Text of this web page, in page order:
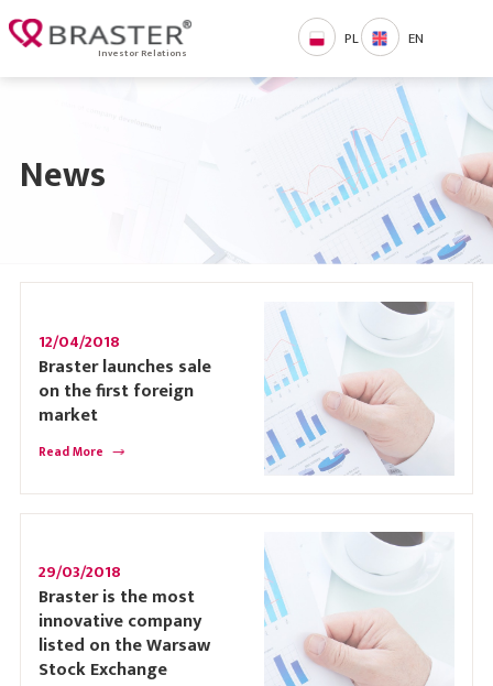
Investor Relations
PL EN
News
12/04/2018
Braster launches sale
on the first foreign
market
Read More
29/03/2018
Braster is the most
innovative company
listed on the Warsaw
Stock Exchange